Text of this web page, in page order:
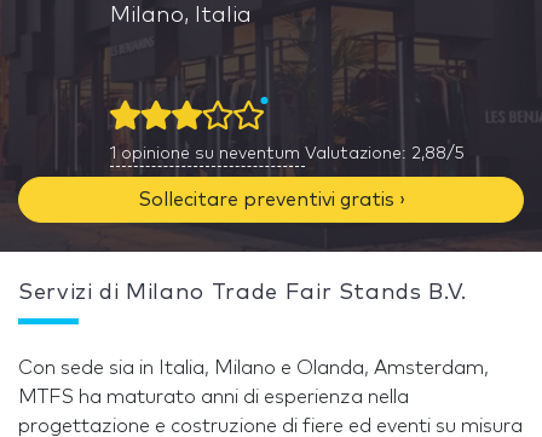
Milano, Italia
1 opinione su neventum Valutazione: 2,88/5
Sollecitare preventivi gratis ›
Servizi di Milano Trade Fair Stands B.V.
Con sede sia in Italia, Milano e Olanda, Amsterdam,
MTFS ha maturato anni di esperienza nella
progettazione e costruzione di fiere ed eventi su misura